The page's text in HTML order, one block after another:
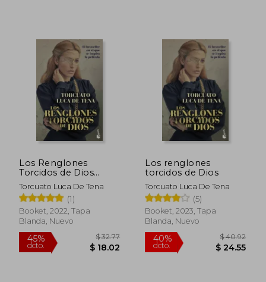
45%
dcto.
45%
dcto.
Los Renglones
Torcidos de Dios
(Portada de Pelicula)
Torcuato Luca De Tena
(1)
Booket, 2022, Tapa
Blanda, Nuevo
Los renglones
torcidos de Dios
Torcuato Luca De Tena
(5)
Booket, 2023, Tapa
Blanda, Nuevo